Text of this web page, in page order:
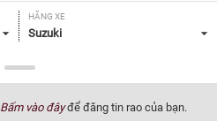
HÃNG XE
Suzuki
NĂM SẢN XUẤT
Tất cả
XUẤT XỨ
Bấm vào đâyđể đăng tin rao của bạn.